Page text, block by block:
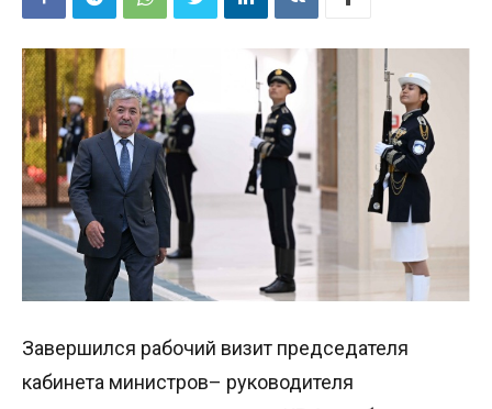
Завершился рабочий визит председателя
кабинета министров– руководителя